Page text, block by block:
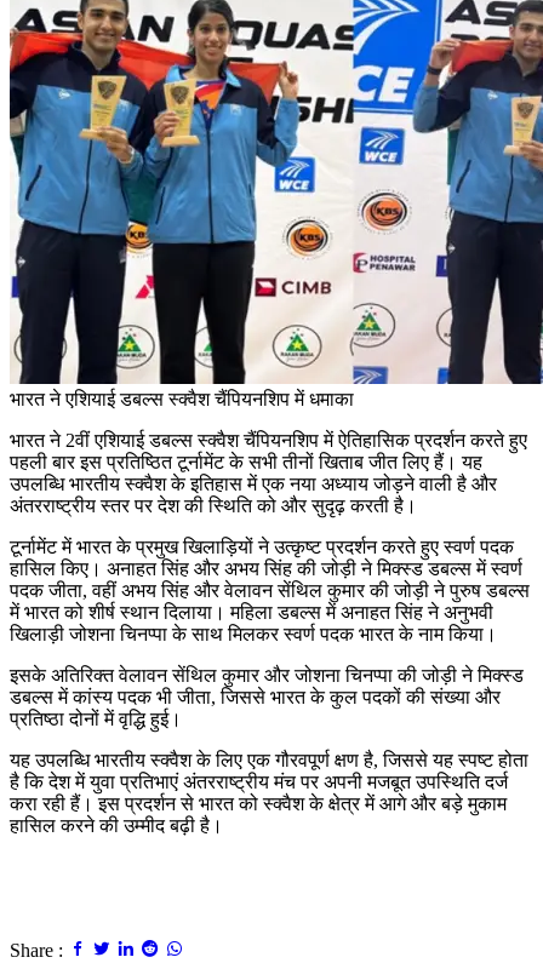
भारत ने एशियाई डबल्स स्क्वैश चैंपियनशिप में धमाका
भारत ने 2वीं एशियाई डबल्स स्क्वैश चैंपियनशिप में ऐतिहासिक प्रदर्शन करते हुए
पहली बार इस प्रतिष्ठित टूर्नामेंट के सभी तीनों खिताब जीत लिए हैं। यह
उपलब्धि भारतीय स्क्वैश के इतिहास में एक नया अध्याय जोड़ने वाली है और
अंतरराष्ट्रीय स्तर पर देश की स्थिति को और सुदृढ़ करती है।
टूर्नामेंट में भारत के प्रमुख खिलाड़ियों ने उत्कृष्ट प्रदर्शन करते हुए स्वर्ण पदक
हासिल किए। अनाहत सिंह और अभय सिंह की जोड़ी ने मिक्स्ड डबल्स में स्वर्ण
पदक जीता, वहीं अभय सिंह और वेलावन सेंथिल कुमार की जोड़ी ने पुरुष डबल्स
में भारत को शीर्ष स्थान दिलाया। महिला डबल्स में अनाहत सिंह ने अनुभवी
खिलाड़ी जोशना चिनप्पा के साथ मिलकर स्वर्ण पदक भारत के नाम किया।
इसके अतिरिक्त वेलावन सेंथिल कुमार और जोशना चिनप्पा की जोड़ी ने मिक्स्ड
डबल्स में कांस्य पदक भी जीता, जिससे भारत के कुल पदकों की संख्या और
प्रतिष्ठा दोनों में वृद्धि हुई।
यह उपलब्धि भारतीय स्क्वैश के लिए एक गौरवपूर्ण क्षण है, जिससे यह स्पष्ट होता
है कि देश में युवा प्रतिभाएं अंतरराष्ट्रीय मंच पर अपनी मजबूत उपस्थिति दर्ज
करा रही हैं। इस प्रदर्शन से भारत को स्क्वैश के क्षेत्र में आगे और बड़े मुकाम
हासिल करने की उम्मीद बढ़ी है।
Share :